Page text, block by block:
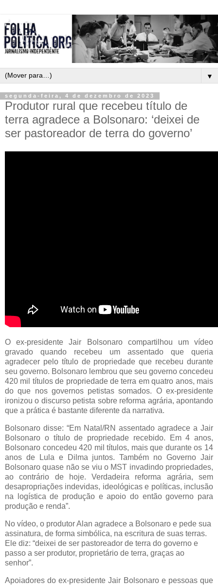
▼
segunda-feira, 4 de dezembro de 2023
Produtor rural que recebeu título de
terra agradece a Bolsonaro: ‘deixei de
ser pastoreador de terra do governo’
O ex-presidente Jair Bolsonaro compartilhou um vídeo
gravado quando recebeu um assentado que queria
agradecer pelo título de propriedade que recebeu durante
seu governo. Bolsonaro lembrou que seu governo concedeu
420 mil títulos de propriedade de terra em quatro anos, mais
do que nos governos petistas somados. O ex-presidente
ironizou o discurso petista sobre reforma agrária, apontando
que a prática é bastante diferente da narrativa.
Bolsonaro disse: “Em Natal/RN assentado agradece a Jair
Bolsonaro o título de propriedade recebido. Em 4 anos,
Bolsonaro concedeu 420 mil títulos, mais que durante os 14
anos de Lula e Dilma juntos. Também no Governo Jair
Bolsonaro quase não se viu o MST invadindo propriedades,
ao contrário de hoje. Verdadeira reforma agrária, sem
desapropriações indevidas, ideológicas e políticas, inclusão
na logística de produção e apoio do então governo para
produção e renda”.
No vídeo, o produtor Alan agradece a Bolsonaro e pede sua
assinatura, de forma simbólica, na escritura de suas terras.
Ele diz: “deixei de ser pastoreador de terra do governo e
passo a ser produtor, proprietário de terra, graças ao
senhor”.
Apoiadores do ex-presidente Jair Bolsonaro e pessoas que